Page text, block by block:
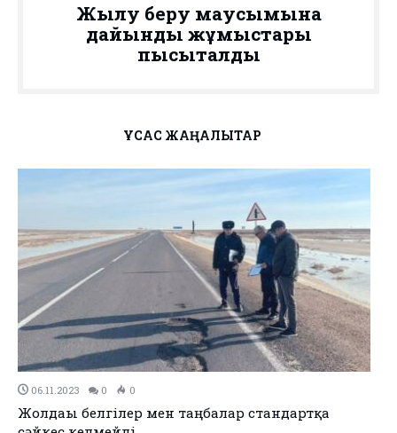
Жылу беру маусымына
дайындық жұмыстары
пысықталды
ҰҚСАС ЖАҢАЛЫҚТАР
18.10.2023 0 0
Жылыой ауданында спорт және ойын алаңдары